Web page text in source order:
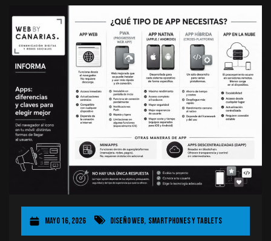
mayo 16, 2026 Diseño Web, Smartphones y Tablets